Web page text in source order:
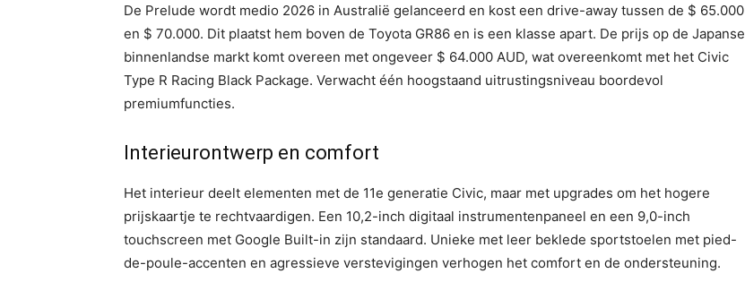
De Prelude wordt medio 2026 in Australië gelanceerd en kost een drive-away tussen de $ 65.000
en $ 70.000. Dit plaatst hem boven de Toyota GR86 en is een klasse apart. De prijs op de Japanse
binnenlandse markt komt overeen met ongeveer $ 64.000 AUD, wat overeenkomt met het Civic
Type R Racing Black Package. Verwacht één hoogstaand uitrustingsniveau boordevol
premiumfuncties.
Interieurontwerp en comfort
Het interieur deelt elementen met de 11e generatie Civic, maar met upgrades om het hogere
prijskaartje te rechtvaardigen. Een 10,2-inch digitaal instrumentenpaneel en een 9,0-inch
touchscreen met Google Built-in zijn standaard. Unieke met leer beklede sportstoelen met pied-
de-poule-accenten en agressieve verstevigingen verhogen het comfort en de ondersteuning.